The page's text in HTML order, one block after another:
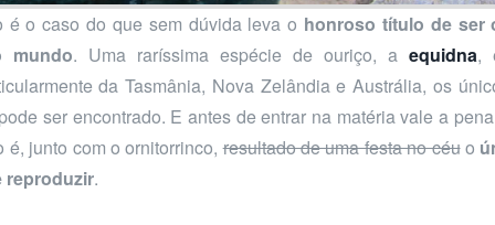
é o caso do que sem dúvida leva o honroso título de ser
mundo. Uma raríssima espécie de ouriço, a equidna,
da Tasmânia, Nova Zelândia e Austrália, os
ser encontrado. E antes de entrar na matéria vale a
é, junto com o ornitorrinco,resultado de uma festa no céuo
reproduzir.